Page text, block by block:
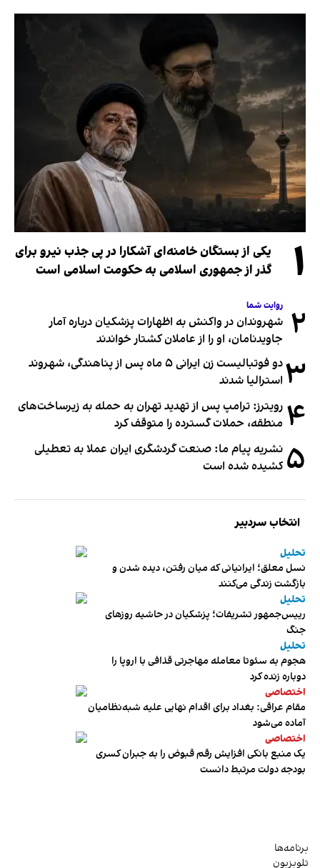
۱
یکی از بستگان خامنه‌ای آشکارا در پی جذب نیرو برای
گذر از جمهوری اسلامی به حکومت اسلامی است
۲ روایت شما
شهروندان در واکنش به اظهارات پزشکیان درباره آمار
جاویدنامان، او را از عاملان کشتار خواندند
۳
دو فوتبالیست زن ایرانی ۵ ماه پس از پناهندگی، شهروند
استرالیا شدند
۴ رویترز: ترامپ پس از تهدید تهران به حمله به زیرساخت‌های
منطقه، حملات گسترده را متوقف کرد
۵ نشریه پیام ما: صنعت گردشگری ایران عملا به تعطیلی
کشیده شده است
انتخاب سردبیر
تحلیل
نسل معلق؛ ایرانیانی که میان رفتن، دیده شدن و
بازگشت زندگی می‌کنند
تحلیل
رییس‌جمهور تشریفات؛ پزشکیان در حاشیه روزهای
جنگ
تحلیل
هجوم به سئوتا معامله مهاجرتی قذافی با اروپا را
دوباره زنده کرد
اختصاصی
مقام عراقی: بغداد برای اقدام نهایی علیه شبه‌نظامیان
آماده می‌شود
اختصاصی
یک منبع بانکی افزایش رقم قبوض را به جبران کسری
بودجه دولت مرتبط دانست
برنامه‌ها
تلویزیون